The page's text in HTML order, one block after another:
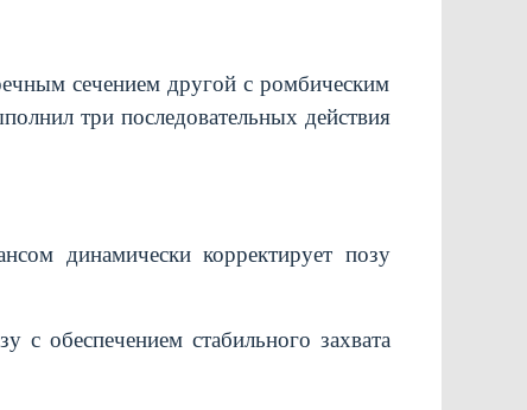
сечением другой с ромбическим
три последовательных действия
динамически корректирует позу
с обеспечением стабильного захвата